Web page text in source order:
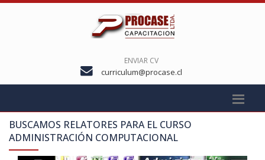
ENVIAR CV
curriculum@procase.cl
BUSCAMOS RELATORES PARA EL CURSO
ADMINISTRACIÓN COMPUTACIONAL